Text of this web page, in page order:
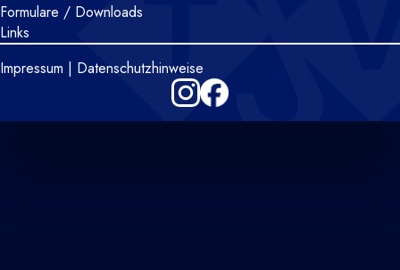
Formulare / Downloads
Links
Impressum | Datenschutzhinweise